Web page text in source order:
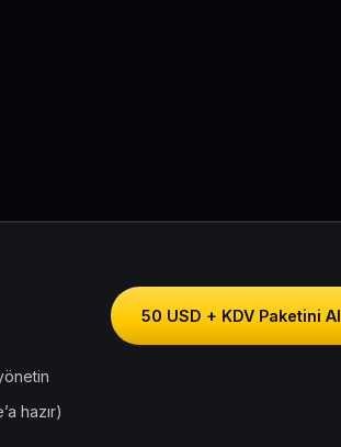
50 USD + KDV Paketini Al
hazır)